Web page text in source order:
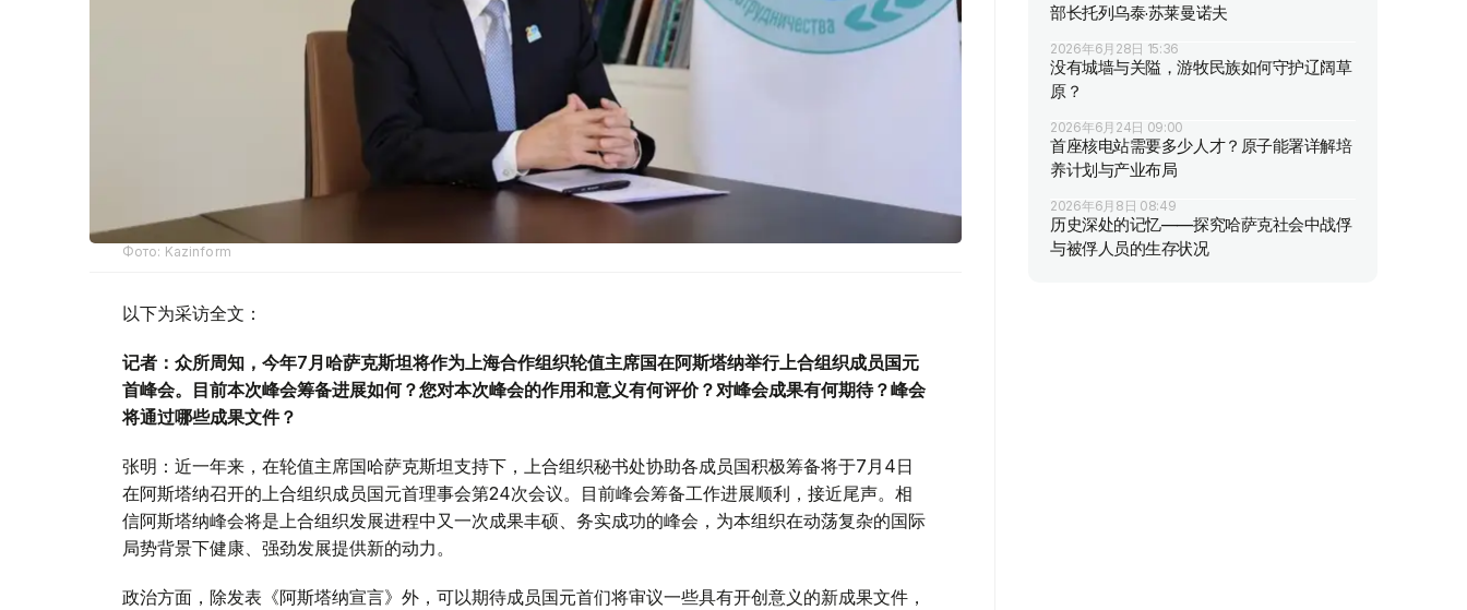
Фото: Kazinform
以下为采访全文：
记者：众所周知，今年7月哈萨克斯坦将作为上海合作组织轮值主席国在阿斯塔纳举行上合组织成员国元
首峰会。目前本次峰会筹备进展如何？您对本次峰会的作用和意义有何评价？对峰会成果有何期待？峰会
将通过哪些成果文件？
张明：近一年来，在轮值主席国哈萨克斯坦支持下，上合组织秘书处协助各成员国积极筹备将于7月4日
在阿斯塔纳召开的上合组织成员国元首理事会第24次会议。目前峰会筹备工作进展顺利，接近尾声。相
信阿斯塔纳峰会将是上合组织发展进程中又一次成果丰硕、务实成功的峰会，为本组织在动荡复杂的国际
局势背景下健康、强劲发展提供新的动力。
政治方面，除发表《阿斯塔纳宣言》外，可以期待成员国元首们将审议一些具有开创意义的新成果文件，
部长托列乌泰·苏莱曼诺夫
2026年6月28日 15:36
没有城墙与关隘，游牧民族如何守护辽阔草
原？
2026年6月24日 09:00
首座核电站需要多少人才？原子能署详解培
养计划与产业布局
2026年6月8日 08:49
历史深处的记忆——探究哈萨克社会中战俘
与被俘人员的生存状况